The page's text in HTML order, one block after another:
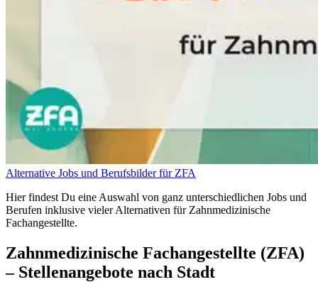
Alternative Jobs und Berufsbilder für ZFA
Hier findest Du eine Auswahl von ganz unterschiedlichen Jobs und
Berufen inklusive vieler Alternativen für Zahnmedizinische
Fachangestellte.
Zahnmedizinische Fachangestellte (ZFA)
– Stellenangebote nach Stadt